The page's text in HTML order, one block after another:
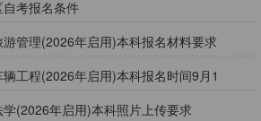
考报名条件
管理(2026年启用)本科报名材料要求
工程(2026年启用)本科报名时间9月1
(2026年启用)本科照片上传要求